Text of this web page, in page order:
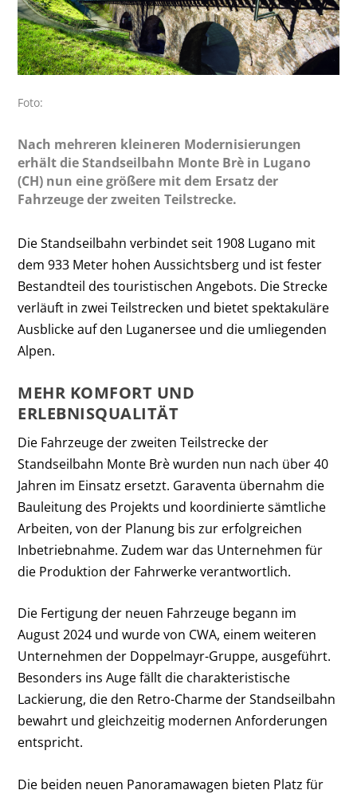
Foto:
Nach mehreren kleineren Modernisierungen
erhält die Standseilbahn Monte Brè in Lugano
(CH) nun eine größere mit dem Ersatz der
Fahrzeuge der zweiten Teilstrecke.
Die Standseilbahn verbindet seit 1908 Lugano mit
dem 933 Meter hohen Aussichtsberg und ist fester
Bestandteil des touristischen Angebots. Die Strecke
verläuft in zwei Teilstrecken und bietet spektakuläre
Ausblicke auf den Luganersee und die umliegenden
Alpen.
MEHR KOMFORT UND
ERLEBNISQUALITÄT
Die Fahrzeuge der zweiten Teilstrecke der
Standseilbahn Monte Brè wurden nun nach über 40
Jahren im Einsatz ersetzt. Garaventa übernahm die
Bauleitung des Projekts und koordinierte sämtliche
Arbeiten, von der Planung bis zur erfolgreichen
Inbetriebnahme. Zudem war das Unternehmen für
die Produktion der Fahrwerke verantwortlich.
Die Fertigung der neuen Fahrzeuge begann im
August 2024 und wurde von CWA, einem weiteren
Unternehmen der Doppelmayr-Gruppe, ausgeführt.
Besonders ins Auge fällt die charakteristische
Lackierung, die den Retro-Charme der Standseilbahn
bewahrt und gleichzeitig modernen Anforderungen
entspricht.
Die beiden neuen Panoramawagen bieten Platz für